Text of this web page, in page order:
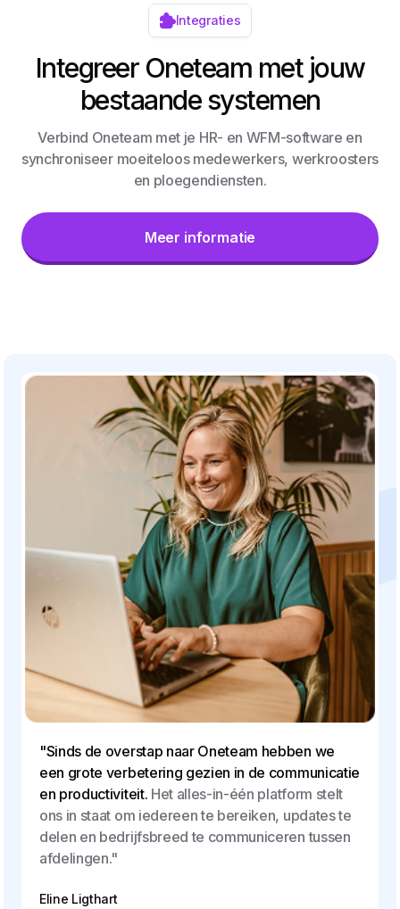
Integraties
Integreer Oneteam met jouw
bestaande systemen
Verbind Oneteam met je HR- en WFM-software en
synchroniseer moeiteloos medewerkers, werkroosters
en ploegendiensten.
Meer informatie
"Sinds de overstap naar Oneteam hebben we
een grote verbetering gezien in de communicatie
en productiviteit. Het alles-in-één platform stelt
ons in staat om iedereen te bereiken, updates te
delen en bedrijfsbreed te communiceren tussen
afdelingen."
Eline Ligthart